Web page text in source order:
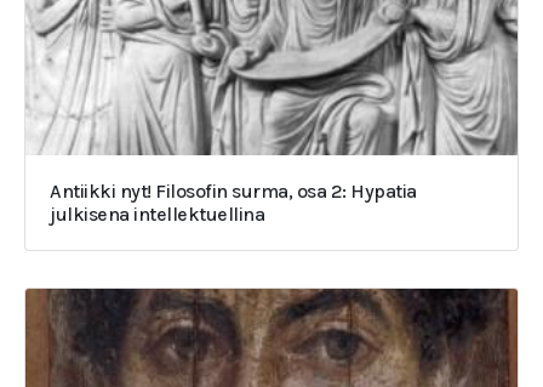
Antiikki nyt! Filosofin surma, osa 2: Hypatia
julkisena intellektuellina